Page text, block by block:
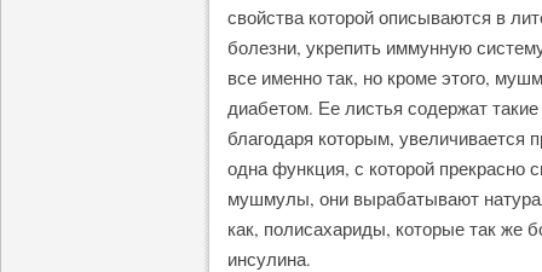
свойства которой описываются в
болезни, укрепить иммунную
все именно так, но кроме этого,
диабетом. Ее листья содержат
благодаря которым, увеличивается
одна функция, с которой прекрасно
мушмулы, они вырабатывают
как, полисахариды, которые так же
инсулина.